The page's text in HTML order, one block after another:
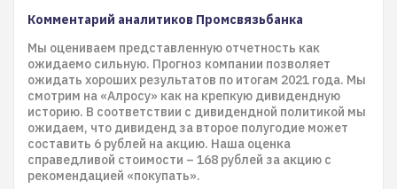
Комментарий аналитиков Промсвязьбанка
Мы оцениваем представленную отчетность как
ожидаемо сильную. Прогноз компании позволяет
ожидать хороших результатов по итогам 2021 года. Мы
смотрим на «Алросу» как на крепкую дивидендную
историю. В соответствии с дивидендной политикой мы
ожидаем, что дивиденд за второе полугодие может
составить 6 рублей на акцию. Наша оценка
справедливой стоимости – 168 рублей за акцию с
рекомендацией «покупать».